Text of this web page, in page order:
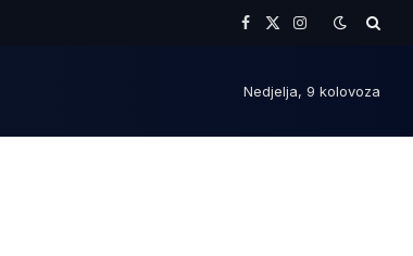
Facebook
X
Instagram
Nedjelja, 9 kolovoza